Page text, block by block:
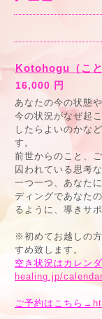
Kotohogu（こと
16,000 円
あなたの今の状態
今の状況がなぜ起
したらよいのかな
す。
前世からのこと、
囚われている思考
一つ一つ、あなた
ディングであなた
るように、導きサ
※初めてお越しの
すめ致します。
空き状況はカレン
healing.jp/calendar
ご予約はこちら→